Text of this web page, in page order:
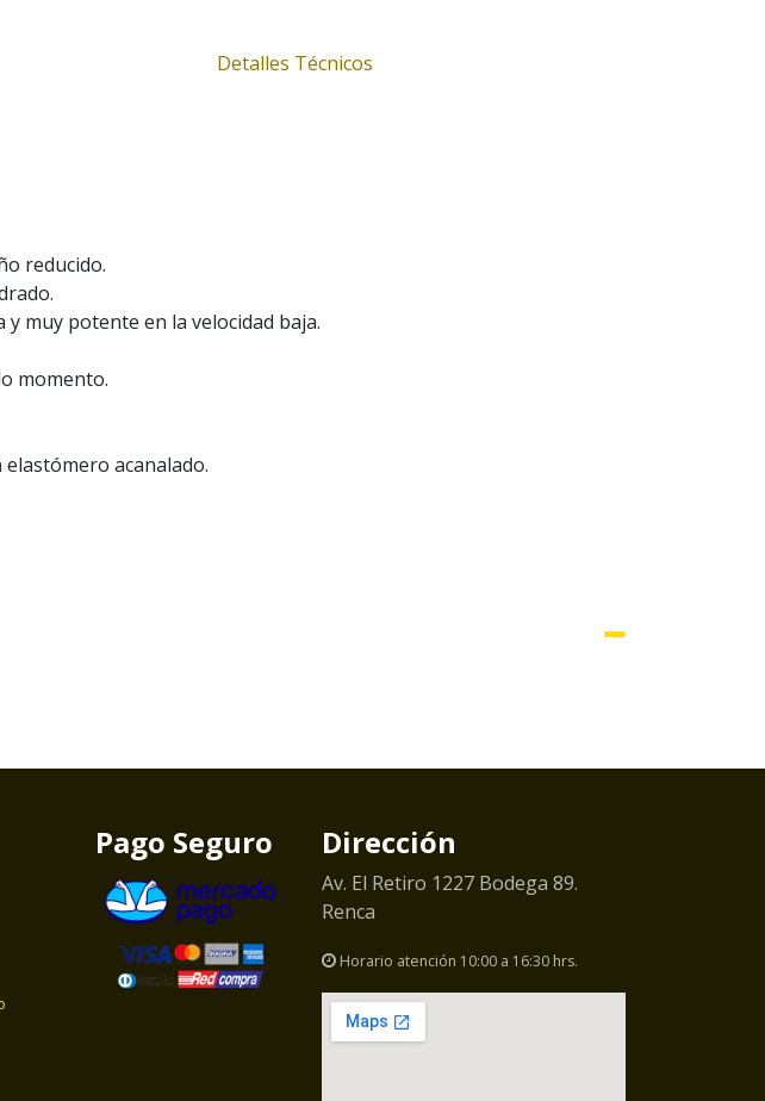
Detalles Técnicos
reducido.
y muy potente en la velocidad baja.
momento.
acanalado.
Pago Seguro Dirección
Av. El Retiro 1227 Bodega 89.
Renca
Horario atención 10:00 a 16:30 hrs.